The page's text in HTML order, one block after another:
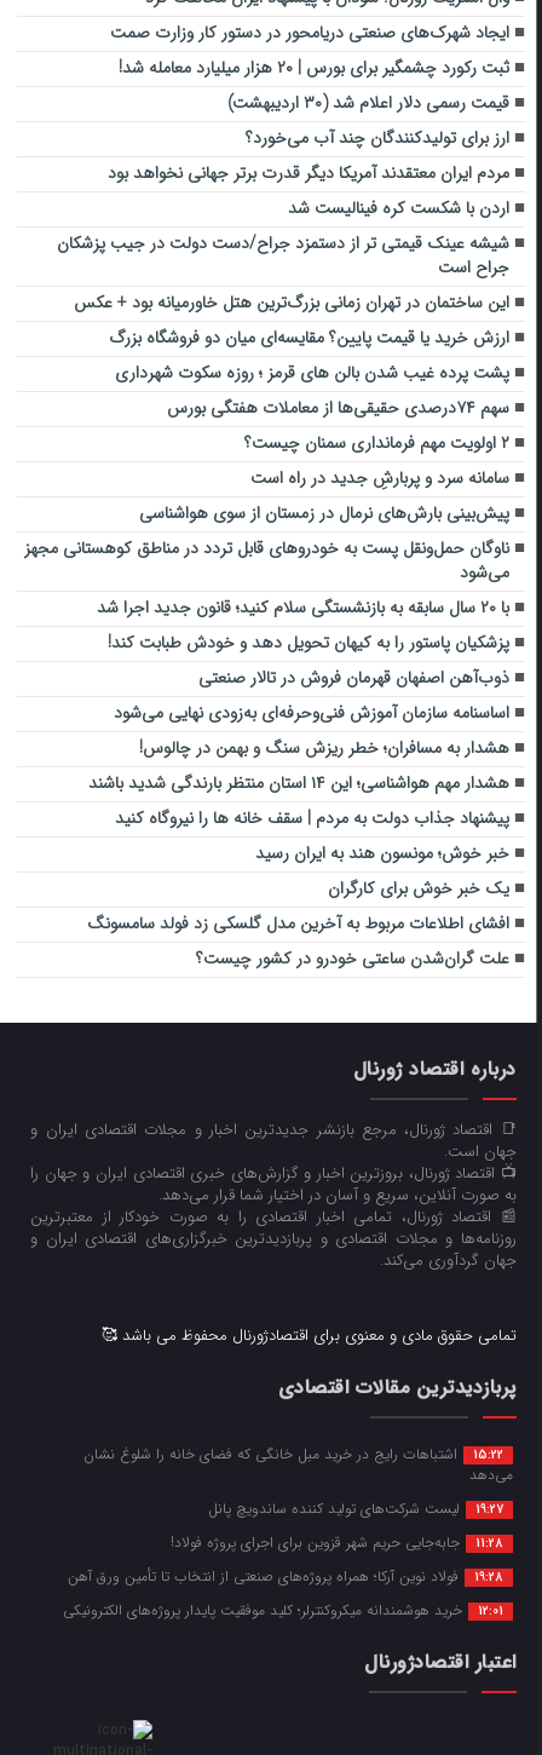
ایجاد شهرک‌های صنعتی دریامحور در دستور کار وزارت صمت
ثبت رکورد چشمگیر برای بورس | ۲۰ هزار میلیارد معامله شد!
قیمت رسمی دلار اعلام شد (۳۰ اردیبهشت)
ارز برای تولیدکنندگان چند آب می‌خورد؟
مردم ایران معتقدند آمریکا دیگر قدرت برتر جهانی نخواهد بود
اردن با شکست کره فینالیست شد
شیشه عینک قیمتی تر از دستمزد جراح/دست دولت در جیب پزشکان
جراح است
این ساختمان در تهران زمانی بزرگ‌ترین هتل خاورمیانه بود + عکس
ارزش خرید یا قیمت پایین؟ مقایسه‌ای میان دو فروشگاه بزرگ
پشت پرده غیب شدن بالن های قرمز ؛ روزه سکوت شهرداری
سهم ۷۴درصدی حقیقی‌ها از معاملات هفتگی بورس
۲ اولویت مهم فرمانداری سمنان چیست؟
سامانۀ سرد و پربارش‌ِ جدید در راه است
پیش‌بینی بارش‌های نرمال در زمستان از سوی هواشناسی
ناوگان حمل‌ونقل پست به خودروهای قابل تردد در مناطق کوهستانی مجهز
می‌شود
با ۲۰ سال سابقه به بازنشستگی سلام کنید؛ قانون جدید اجرا شد
پزشکیان پاستور را به کیهان تحویل دهد و خودش طبابت کند!
ذوب‌آهن اصفهان قهرمان فروش در تالار صنعتی
اساسنامه سازمان آموزش فنی‌و‌حرفه‌ای به‌زودی نهایی می‌شود
هشدار به مسافران؛ خطر ریزش سنگ و بهمن در چالوس!
هشدار مهم هواشناسی؛ این ۱۴ استان منتظر بارندگی شدید باشند
پیشنهاد جذاب دولت به مردم | سقف خانه‌ ها را نیروگاه کنید
خبر خوش؛ مونسون هند به ایران رسید
یک خبر خوش برای کارگران
افشای اطلاعات مربوط به آخرین مدل گلسکی زد فولد سامسونگ
علت گران‌شدن ساعتی خودرو در کشور چیست؟
درباره اقتصاد ژورنال
📑 اقتصاد ژورنال، مرجع بازنشر جدیدترین اخبار و مجلات اقتصادی ایران و
جهان است.
📺 اقتصاد ژورنال، بروزترین اخبار و گزارش‌های خبری اقتصادی ایران و جهان را
به صورت آنلاین، سریع و آسان در اختیار شما قرار می‌‌دهد.
📰 اقتصاد ژورنال، تمامی اخبار اقتصادی را به صورت خودکار از معتبرترین
روزنامه‌ها و مجلات اقتصادی و پربازدیدترین خبرگزاری‌های اقتصادی ایران و
جهان گردآوری می‌کند.
تمامی حقوق مادی و معنوی برای اقتصادژورنال محفوظ می باشد 🥰
پربازدیدترین مقالات اقتصادی
15:22
اشتباهات رایج در خرید مبل خانگی که فضای خانه را شلوغ نشان
می‌دهد
19:27 لیست شرکت‌های تولید کننده ساندویچ پانل
11:28 جابه‌جایی حریم شهر قزوین برای اجرای پروژه فولاد!
19:28 فولاد نوین آرکا؛ همراه پروژه‌های صنعتی از انتخاب تا تأمین ورق آهن
12:01 خرید هوشمندانه میکروکنترلر؛ کلید موفقیت پایدار پروژه‌های الکترونیکی
اعتبار اقتصادژورنال